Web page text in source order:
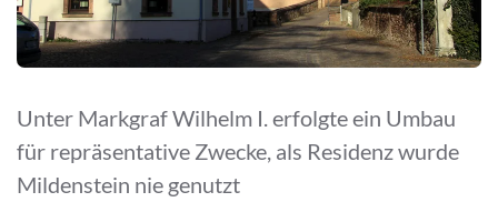
Unter Markgraf Wilhelm I. erfolgte ein Umbau
für repräsentative Zwecke, als Residenz wurde
Mildenstein nie genutzt